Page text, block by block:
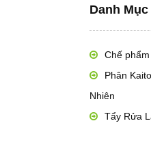
Danh
Chế
Phân
Nhiên
Tẩy Rửa